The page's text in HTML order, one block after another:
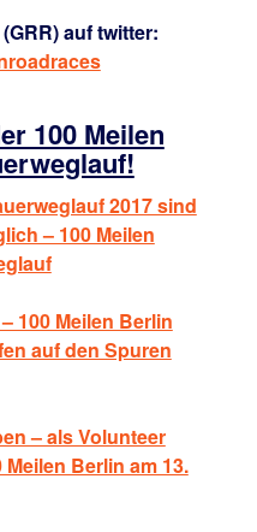
auf twitter:
100 Meilen
2017 sind
– 100 Meilen
100 Meilen Berlin
auf den Spuren
– als Volunteer
Berlin am 13.